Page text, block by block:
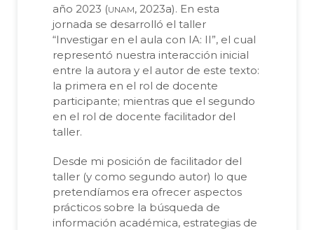
año 2023 (unam, 2023a). En esta
jornada se desarrolló el taller
“Investigar en el aula con IA: II”, el cual
representó nuestra interacción inicial
entre la autora y el autor de este texto:
la primera en el rol de docente
participante; mientras que el segundo
en el rol de docente facilitador del
taller.
Desde mi posición de facilitador del
taller (y como segundo autor) lo que
pretendíamos era ofrecer aspectos
prácticos sobre la búsqueda de
información académica, estrategias de